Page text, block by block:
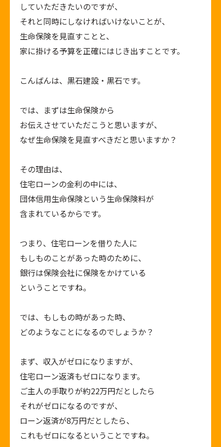
していただきたいのですが、
それと同時にしなければいけないことが、
生命保険を見直すことと、
家に掛ける予算を正確にはじき出すことです。
こんばんは、黒石建設・黒石です。
では、まずは生命保険から
お伝えさせていただこうと思いますが、
なぜ生命保険を見直すべきだと思いますか？
その理由は、
住宅ローンの金利の中には、
団体信用生命保険という生命保険料が
含まれているからです。
つまり、住宅ローンを借りた人に
もしものことがあった時のために、
銀行は保険会社に保険をかけている
ということですね。
では、もしもの時があった時、
どのようなことになるのでしょうか？
まず、収入がゼロになりますが、
住宅ローン返済もゼロになります。
ご主人の手取りが約22万円だとしたら
それがゼロになるのですが、
ローン返済が8万円だとしたら、
これもゼロになるということですね。